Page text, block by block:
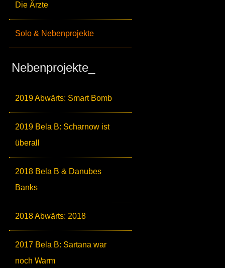
Die Ärzte
Solo & Nebenprojekte
Nebenprojekte_
2019 Abwärts: Smart Bomb
2019 Bela B: Scharnow ist
überall
2018 Bela B & Danubes
Banks
2018 Abwärts: 2018
2017 Bela B: Sartana war
noch Warm